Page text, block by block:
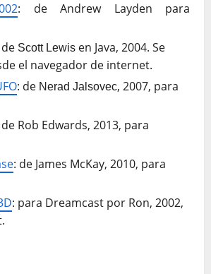
: de Andrew Layden para
de Scott Lewis en Java, 2004. Se
el navegador de internet.
: de Nerad Jalsovec, 2007, para
de Rob Edwards, 2013, para
: de James McKay, 2010, para
: para Dreamcast por Ron, 2002,